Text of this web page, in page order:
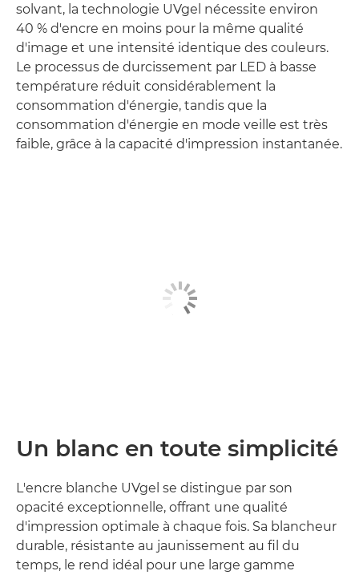
solvant, la technologie UVgel nécessite environ
40 % d'encre en moins pour la même qualité
d'image et une intensité identique des couleurs.
Le processus de durcissement par LED à basse
température réduit considérablement la
consommation d'énergie, tandis que la
consommation d'énergie en mode veille est très
faible, grâce à la capacité d'impression instantanée.
Un blanc en toute simplicité
L'encre blanche UVgel se distingue par son
opacité exceptionnelle, offrant une qualité
d'impression optimale à chaque fois. Sa blancheur
durable, résistante au jaunissement au fil du
temps, le rend idéal pour une large gamme